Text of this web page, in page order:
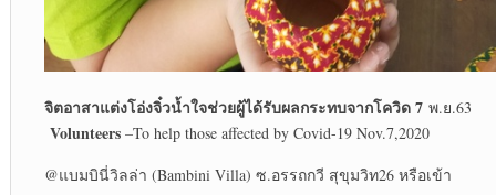
จิตอาสาแต่งโอ่งจิ๋วน้ำใจช่วยผู้ได้รับผลกระทบจากโควิด 7พ.ย.63
Volunteers –To help those affected by Covid-19 Nov.7,2020
@แบมบินี่วิลล่า (Bambini Villa) ซ.อรรถกวี สุขุมวิท26 หรือเข้า